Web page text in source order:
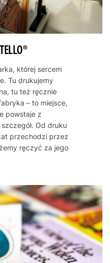
której sercem
Tu drukujemy
tu też ręcznie
– to miejsce,
powstaje z
Od druku
przechodzi przez
ręczyć za jego